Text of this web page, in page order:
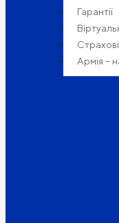
Гарантії
Армія –